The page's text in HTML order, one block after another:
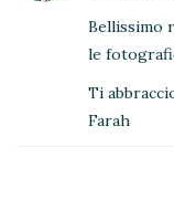
Bellissimo
le
Ti
Farah